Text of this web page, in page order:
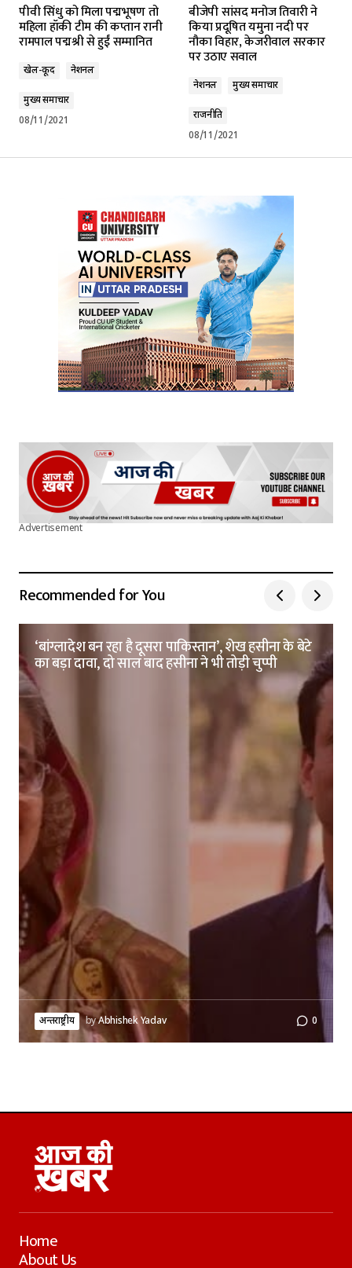
पीवी सिंधु को मिला पद्मभूषण तो
महिला हॉकी टीम की कप्तान रानी
रामपाल पद्मश्री से हुईं सम्मानित
खेल-कूद नेशनल
मुख्य समाचार
08/11/2021
बीजेपी सांसद मनोज तिवारी ने
किया प्रदूषित यमुना नदी पर
नौका विहार, केजरीवाल सरकार
पर उठाए सवाल
नेशनल मुख्य समाचार
राजनीति
08/11/2021
Advertisement
Recommended for You
‘बांग्लादेश बन रहा है दूसरा पाकिस्तान’, शेख हसीना के बेटे
का बड़ा दावा, दो साल बाद हसीना ने भी तोड़ी चुप्पी
अन्तर्राष्ट्रीय byAbhishek Yadav 0
Home
About Us